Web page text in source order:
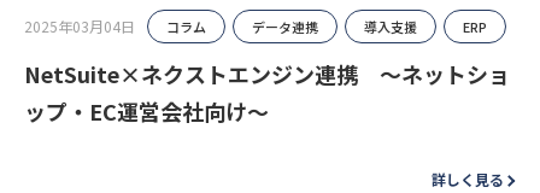
2025年03月04日 コラム データ連携 導入支援 ERP
NetSuite×ネクストエンジン連携 ～ネットショ
ップ・EC運営会社向け～
詳しく見る